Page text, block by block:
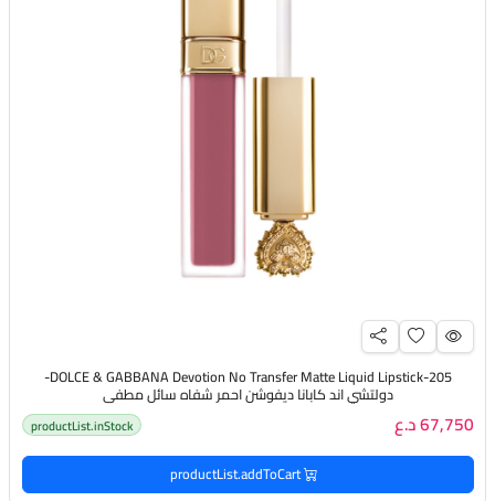
DOLCE & GABBANA Devotion No Transfer Matte Liquid Lipstick-205-
دولتشي اند كابانا ديفوشن احمر شفاه سائل مطفي
67,750 د.ع productList.inStock
productList.addToCart